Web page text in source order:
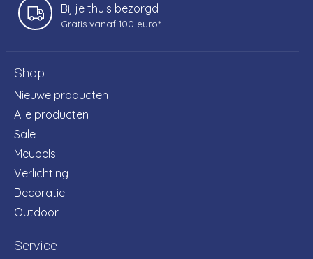
Bij je thuis bezorgd
Gratis vanaf 100 euro*
Shop
Nieuwe producten
Alle producten
Sale
Meubels
Verlichting
Decoratie
Outdoor
Service